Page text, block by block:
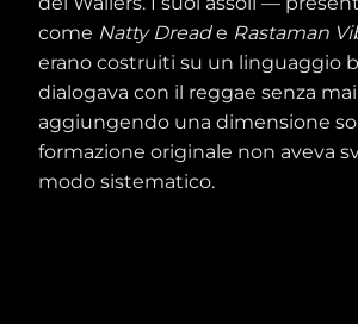
come Natty Dreade Rastaman
erano costruiti su un linguaggio
dialogava con il reggae senza
aggiungendo una dimensione
formazione originale non aveva
modo sistematico.